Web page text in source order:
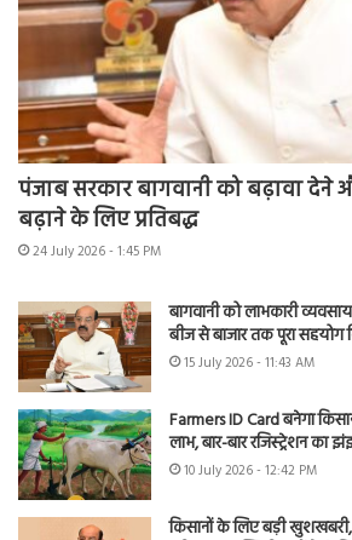
पंजाब सरकार बागवानी को बढ़ावा
बढ़ाने के लिए प्रतिबद्ध
24 July 2026 - 1:45 PM
बागवानी को लाभकारी
बीज से बाजार तक पूरा सहयोग
15 July 2026 - 11:43 AM
Farmers ID Card बनेगा
लाभ, बार-बार रजिस्ट्रेशन
10 July 2026 - 12:42 PM
किसानों के लिए बड़ी